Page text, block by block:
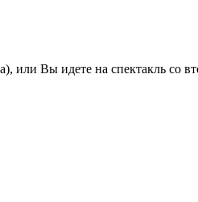
или Вы идете на спектакль со